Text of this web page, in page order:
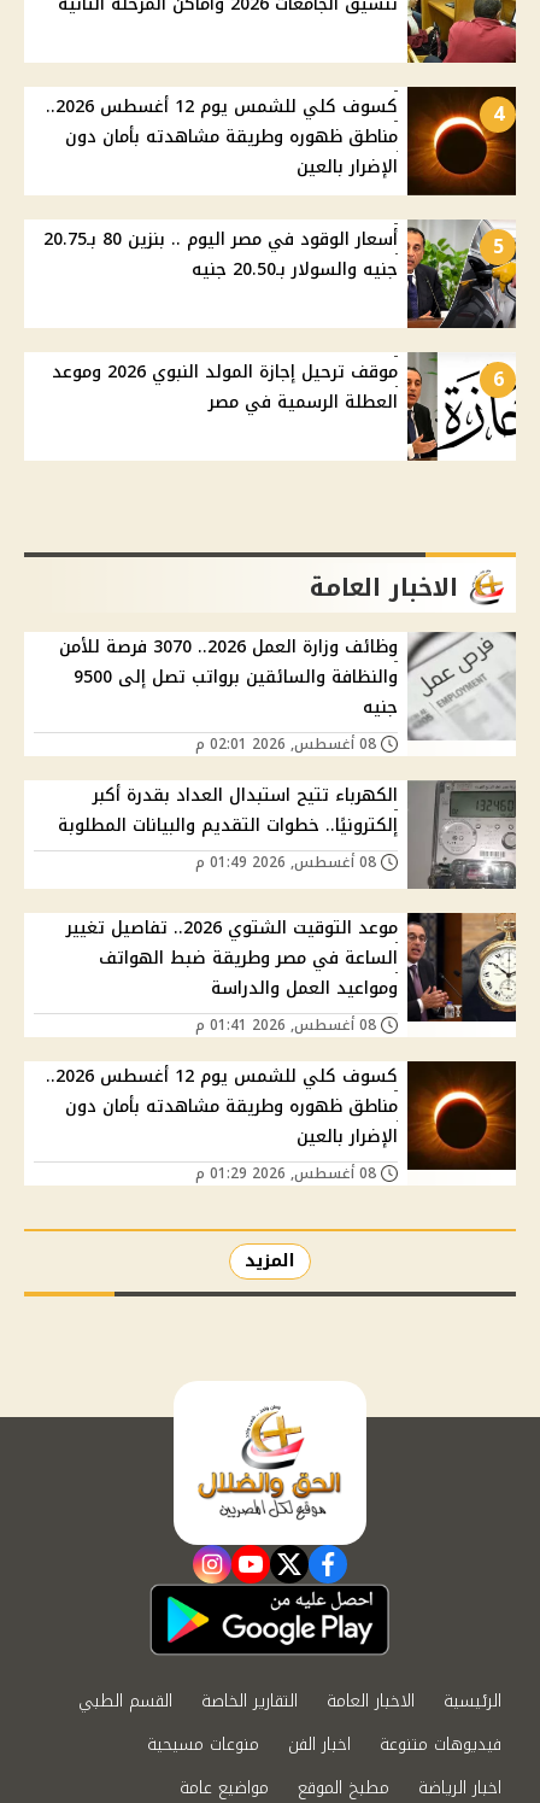
4
كسوف كلي للشمس يوم 12 أغسطس 2026..
مناطق ظهوره وطريقة مشاهدته بأمان دون
الإضرار بالعين
5
أسعار الوقود في مصر اليوم .. بنزين 80 بـ20.75
جنيه والسولار بـ20.50 جنيه
6
موقف ترحيل إجازة المولد النبوي 2026 وموعد
العطلة الرسمية في مصر
الاخبار العامة
وظائف وزارة العمل 2026.. 3070 فرصة للأمن
والنظافة والسائقين برواتب تصل إلى 9500
جنيه
الكهرباء تتيح استبدال العداد بقدرة أكبر
إلكترونيًا.. خطوات التقديم والبيانات المطلوبة
موعد التوقيت الشتوي 2026.. تفاصيل تغيير
الساعة في مصر وطريقة ضبط الهواتف
ومواعيد العمل والدراسة
كسوف كلي للشمس يوم 12 أغسطس 2026..
مناطق ظهوره وطريقة مشاهدته بأمان دون
الإضرار بالعين
المزيد
facebook
twitter
youtube
instagram
الرئيسية الاخبار العامة التقارير الخاصة
القسم الطبي
فيديوهات متنوعة
اخبار الفن
منوعات مسيحية
اخبار الرياضة
مطبخ الموقع مواضيع عامة